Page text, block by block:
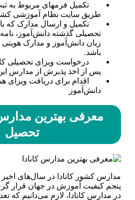
تکمیل فرم­های مربوط به ثبت
طریق سایت نظام آموزشی کشور
تکمیل و ارسال مدارک که
تحصیلی گذشته دانش‌آموز،
زبان دانش‌آموز و مدارک هویتی
باشد.
درخواست ویزای تحصیلی
پس از اخذ پذیرش از مدارس
اقدام برای دریافت ویزای
دانش‌آموز
معرفی بهترین مدارس
تحصیل
مدارس کشور کانادا در سال‌های اخیر
پنجم کیفیت آموزش در جهان قرار
در مدارس کانادا، لازم می‌دانیم که